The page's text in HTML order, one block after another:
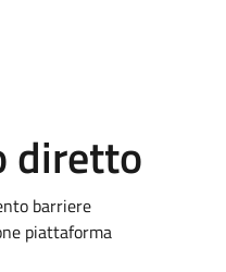
diretto
barriere
piattaforma